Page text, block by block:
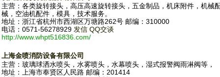
主营：各类旋转接头，高压高速旋转接头，五金制品，机床附件，机
械，空油机配件，模具，技术服务。
地址：浙江省杭州市西湖区万塘路262号 邮编：310000
电话：0571-56278929 发信 QQ交谈
http://www.whpt516836.com/
上海金喷消防设备有限公司
主营：玻璃球洒水喷头，水雾喷头，水幕喷头，湿式报警阀雨淋阀等，
地址：上海市奉贤区人民路 邮编：201414